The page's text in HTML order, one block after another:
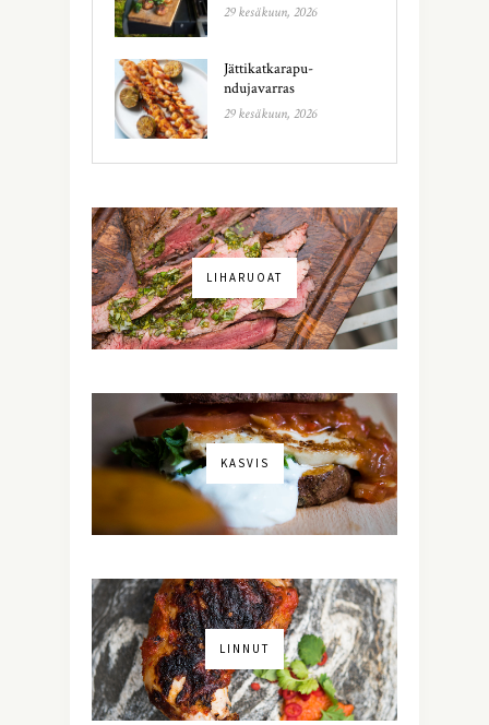
29 kesäkuun, 2026
Jättikatkarapu-
ndujavarras
29 kesäkuun, 2026
LIHARUOAT
KASVIS
LINNUT